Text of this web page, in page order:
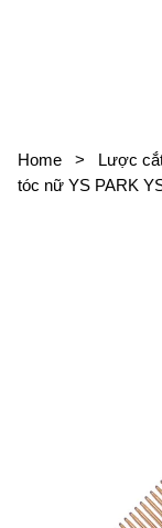
Home > Lược
tóc nữ YS PARK